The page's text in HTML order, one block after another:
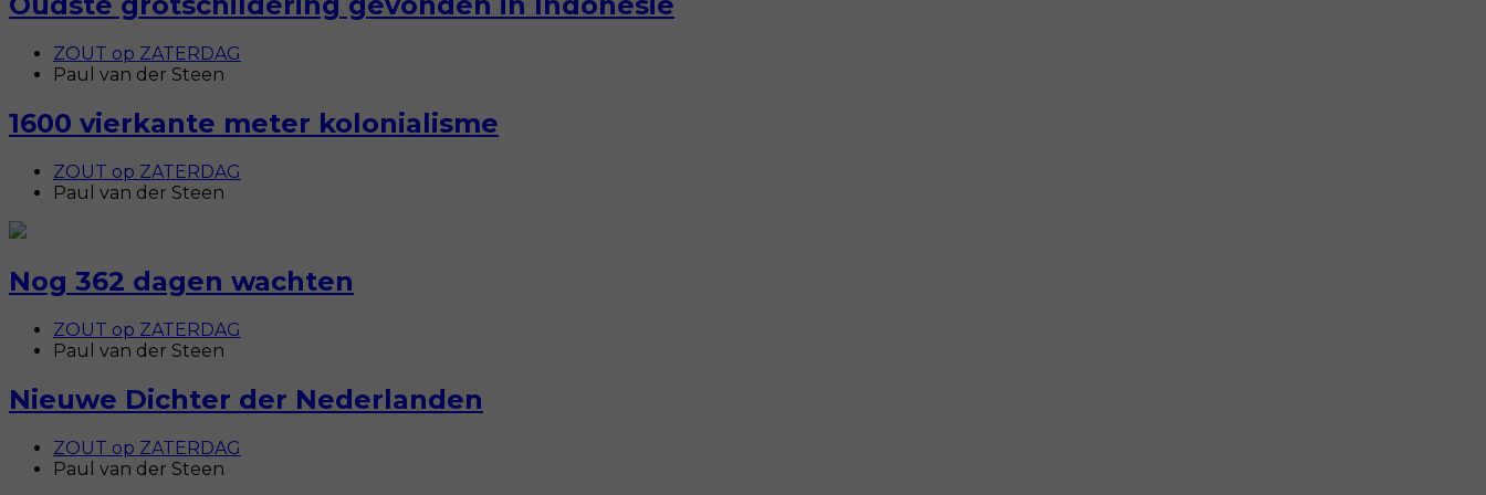
ZOUT op ZATERDAG
Paul van der Steen
1600 vierkante meter kolonialisme
ZOUT op ZATERDAG
Paul van der Steen
Nog 362 dagen wachten
ZOUT op ZATERDAG
Paul van der Steen
Nieuwe Dichter der Nederlanden
ZOUT op ZATERDAG
Paul van der Steen